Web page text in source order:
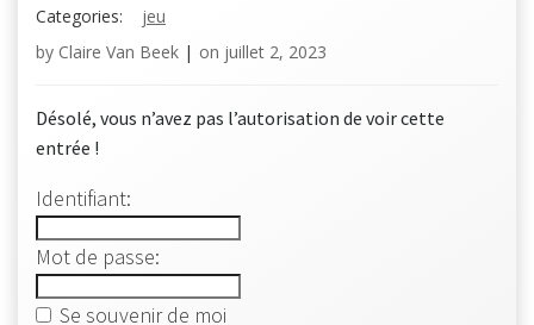
Categories:
jeu
by Claire Van Beek | on juillet 2, 2023
Désolé, vous n’avez pas l’autorisation de voir cette
entrée !
Identifiant:
Mot de passe:
Se souvenir de moi